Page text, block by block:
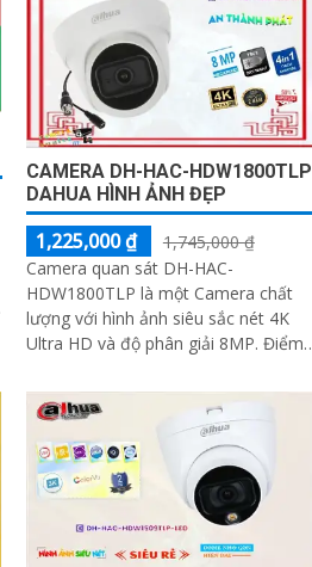
CAMERA DH-HAC-HDW1800TLP
DAHUA HÌNH ẢNH ĐẸP
1,225,000 ₫
1,745,000 ₫
Camera quan sát DH-HAC-
HDW1800TLP là một Camera chất
lượng với hình ảnh siêu sắc nét 4K
Ultra HD và độ phân giải 8MP. Điểm
hồng ngoại SMD, mang lại hiệu quả
thanh đảo cực tốt